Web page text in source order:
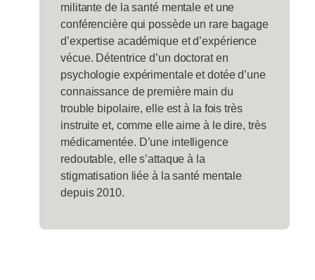
militante de la santé mentale et une
conférencière qui possède un rare bagage
d’expertise académique et d’expérience
vécue. Détentrice d’un doctorat en
psychologie expérimentale et dotée d’une
connaissance de première main du
trouble bipolaire, elle est à la fois très
instruite et, comme elle aime à le dire, très
médicamentée. D’une intelligence
redoutable, elle s’attaque à la
stigmatisation liée à la santé mentale
depuis 2010.